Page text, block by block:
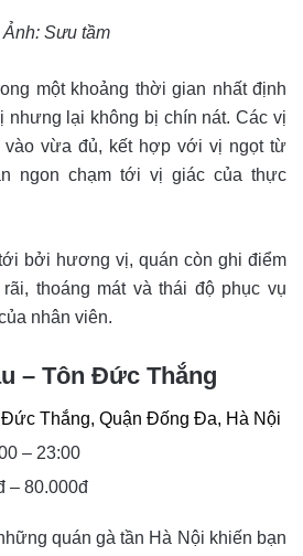
Ảnh: Sưu tầm
một khoảng thời gian nhất định
nhưng lại không bị chín nát. Các vị
vào vừa đủ, kết hợp với vị ngọt từ
ngon chạm tới vị giác của thực
bởi hương vị, quán còn ghi điểm
thoáng mát và thái độ phục vụ
nhân viên.
– Tôn Đức Thắng
Thắng, Quận Đống Đa, Hà Nội
– 23:00
– 80.000đ
quán gà tần Hà Nội khiến bạn